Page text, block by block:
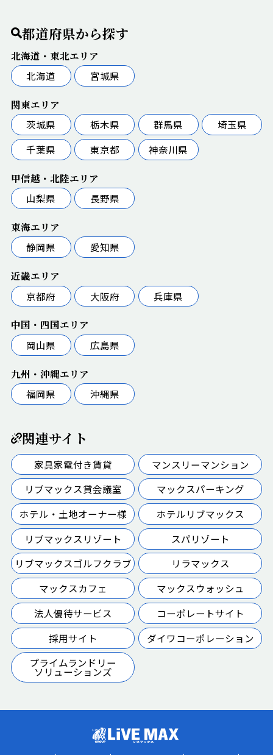
都道府県から探す
北海道・東北エリア
北海道
宮城県
関東エリア
茨城県
栃木県 群馬県
埼玉県
千葉県
東京都 神奈川県
甲信越・北陸エリア
山梨県
長野県
東海エリア
静岡県
愛知県
近畿エリア
京都府
大阪府 兵庫県
中国・四国エリア
岡山県
広島県
九州・沖縄エリア
福岡県
沖縄県
関連サイト
家具家電付き賃貸
マンスリーマンション
リブマックス貸会議室
マックスパーキング
ホテル・土地オーナー様
ホテルリブマックス
リブマックスリゾート
スパリゾート
リブマックスゴルフクラブ
リラマックス
マックスカフェ
マックスウォッシュ
法人優待サービス
コーポレートサイト
採用サイト
ダイワコーポレーション
プライムランドリー
ソリューションズ